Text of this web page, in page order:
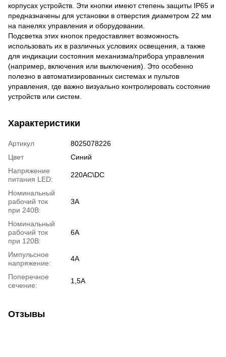
корпусах устройств. Эти кнопки имеют степень защиты IP65 и
предназначены для установки в отверстия диаметром 22 мм
на панелях управления и оборудовании.
Подсветка этих кнопок предоставляет возможность
использовать их в различных условиях освещения, а также
для индикации состояния механизма/прибора управления
(например, включения или выключения). Это особенно
полезно в автоматизированных системах и пультов
управления, где важно визуально контролировать состояние
устройств или систем.
Характеристики
Артикул
8025078226
Цвет
Синий
Напряжение
питания LED:
220AC\DC
Номинальный
рабочий ток
при 240В:
3А
Номинальный
рабочий ток
при 120В:
6А
Импульсное
напряжение:
4А
Поперечное
сечение:
1,5А
Отзывы